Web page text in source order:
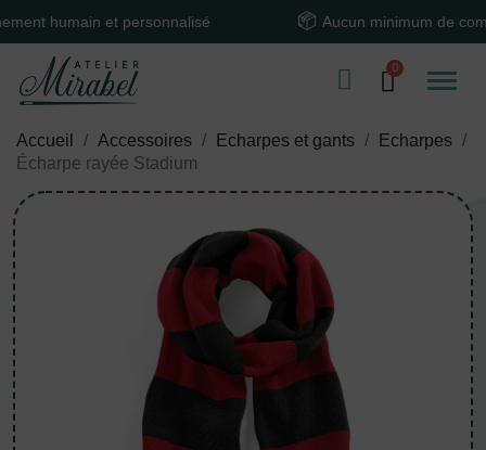
et personnalisé Aucun minimum de
Accueil Accessoires Echarpes et gants
Echarpes
Écharpe rayée Stadium